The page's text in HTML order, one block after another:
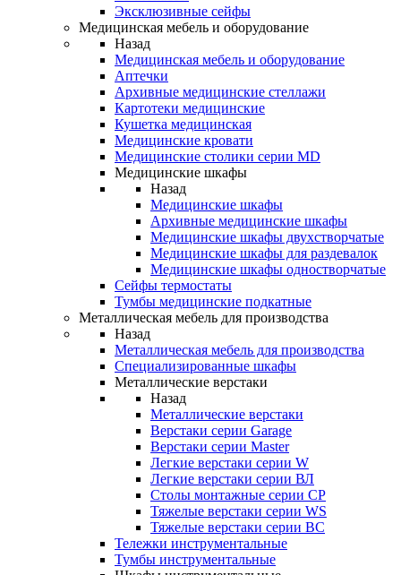
Эксклюзивные сейфы
Медицинская мебель и оборудование
Назад
Медицинская мебель и оборудование
Аптечки
Архивные медицинские стеллажи
Картотеки медицинские
Кушетка медицинская
Медицинские кровати
Медицинские столики серии MD
Медицинские шкафы
Назад
Медицинские шкафы
Архивные медицинские шкафы
Медицинские шкафы двухстворчатые
Медицинские шкафы для раздевалок
Медицинские шкафы одностворчатые
Сейфы термостаты
Тумбы медицинские подкатные
Металлическая мебель для производства
Назад
Металлическая мебель для производства
Cпециализированные шкафы
Металлические верстаки
Назад
Металлические верстаки
Верстаки серии Garage
Верстаки серии Master
Легкие верстаки серии W
Легкие верстаки серии ВЛ
Столы монтажные серии СР
Тяжелые верстаки серии WS
Тяжелые верстаки серии ВС
Тележки инструментальные
Тумбы инструментальные